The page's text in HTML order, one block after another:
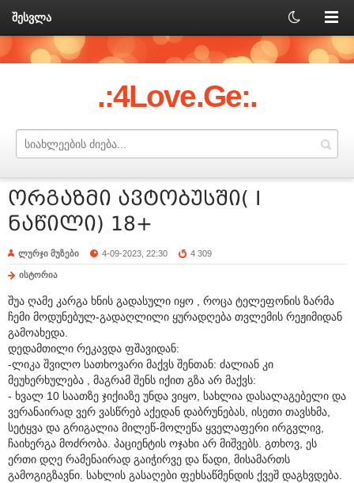
შესვლა
.:4Love.Ge:.
ორგაზმი ავტობუსში( I
ნაწილი) 18+
ლურჯი მუზები 4-09-2023, 22:30 4 309
ისტორია
შუა ღამე კარგა ხნის გადასული იყო , როცა ტელეფონის ზარმა
ჩემი მოდუნებულ-გადაღლილი ყურადღება თვლემის რეჟიმიდან
გამოახედა.
დედამთილი რეკავდა ფშავიდან:
-ლიკა შვილო სათხოვარი მაქვს შენთან: ძალიან კი
მეუხერხულება , მაგრამ შენს იქით გზა არ მაქვს:
- ხვალ 10 საათზე ჯიქიაზე უნდა ვიყო, სახლია დასალაგებელი და
ვერანაირად ვერ ვასწრებ აქედან დაბრუნებას, ისეთი თავსხმა,
სეტყვა და გრიგალია მილეწ-მოლეწა ყველაფერი ირგვლივ,
ჩაიხერგა მოძრობა. პაციენტის ოჯახი არ მიშვებს. გთხოვ, ეს
ერთი დღე რამენაირად გაიჭირვე და წადი, მისამართს
გამოგიგზავნი. სახლის გასაღები ფეხსაწმენდის ქვეშ დაგხვდება.